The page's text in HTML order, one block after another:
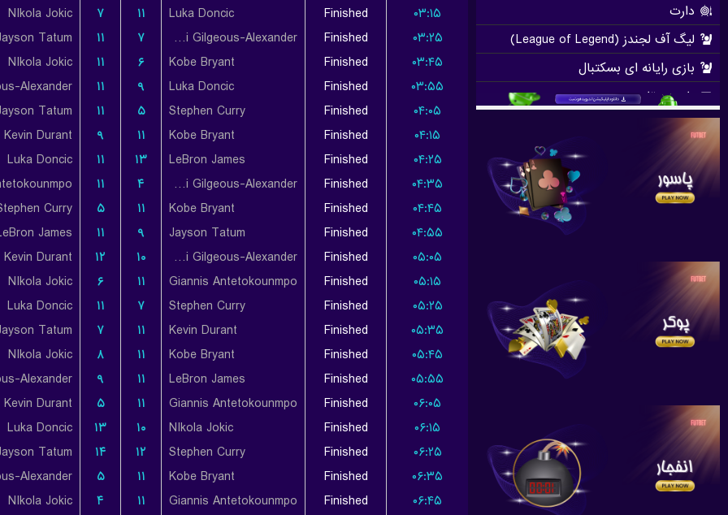
NIkola Jokic
۷ ۱۱ Luka Doncic Finished
۰۳:۱۵
Tatum
۱۱ ۷ Shai Gilgeous-Alexander Finished
۰۳:۲۵
NIkola Jokic
۱۱ ۶ Kobe Bryant Finished
۰۳:۴۵
۱۱ ۹ Luka Doncic Finished
۰۳:۵۵
Tatum
۱۱ ۵ Stephen Curry Finished
۰۴:۰۵
Kevin Durant
۹ ۱۱ Kobe Bryant Finished
۰۴:۱۵
Luka Doncic
۱۱ ۱۳ LeBron James Finished
۰۴:۲۵
۱۱ ۴ Shai Gilgeous-Alexander Finished
۰۴:۳۵
Curry
۵ ۱۱ Kobe Bryant Finished
۰۴:۴۵
James
۱۱ ۹ Jayson Tatum Finished
۰۴:۵۵
Kevin Durant
۱۲ ۱۰ Shai Gilgeous-Alexander Finished
۰۵:۰۵
NIkola Jokic
۶ ۱۱ Giannis Antetokounmpo Finished
۰۵:۱۵
Luka Doncic
۱۱ ۷ Stephen Curry Finished
۰۵:۲۵
Tatum
۷ ۱۱ Kevin Durant Finished
۰۵:۳۵
NIkola Jokic
۸ ۱۱ Kobe Bryant Finished
۰۵:۴۵
۹ ۱۱ LeBron James Finished
۰۵:۵۵
Kevin Durant
۵ ۱۱ Giannis Antetokounmpo Finished
۰۶:۰۵
Luka Doncic
۱۳ ۱۰ NIkola Jokic Finished
۰۶:۱۵
Tatum
۱۴ ۱۲ Stephen Curry Finished
۰۶:۲۵
۵ ۱۱ Kobe Bryant Finished
۰۶:۳۵
NIkola Jokic
۴ ۱۱ Giannis Antetokounmpo Finished
۰۶:۴۵